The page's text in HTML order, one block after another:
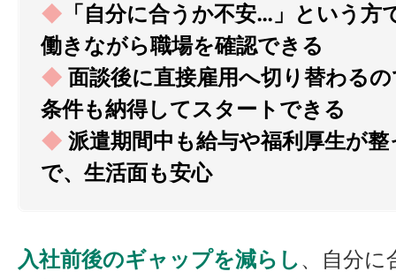
◆ 「自分に合うか不安…」という方
働きながら職場を確認できる
◆ 面談後に直接雇用へ切り替わる
条件も納得してスタートできる
◆ 派遣期間中も給与や福利厚生が
で、生活面も安心
入社前後のギャップを減らし、自分に